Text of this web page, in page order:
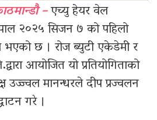
–एच्यु हेयर वेल
२०२५ सिजन ७ को पहिलो
छ । रोज ब्युटी एकेडेमी र
आयोजित यो प्रतियोगिताको
मानन्धरले दीप प्रज्वलन
गरे ।